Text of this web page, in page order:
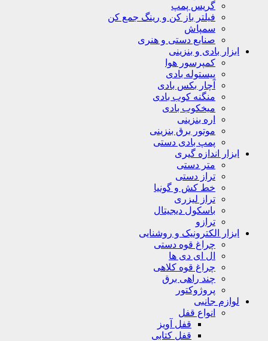
گریس پمپ
فیلتر باز کن و رینگ جمع کن
سمپاش
صنایع دستی و هنری
ابزار بادی و بنزینی
کمپرسور هوا
پیستوله بادی
آچار بکس بادی
منگنه کوب بادی
میخکوب بادی
اره بنزینی
موتور برق بنزینی
پمپ بادی دستی
ابزار اندازه گیری
متر دستی
تراز دستی
خط کش و گونیا
تراز لیزری
باسکول دیجیتال
ترازو
ابزار الکترونیک و روشنایی
چراغ قوه دستی
ال ای دی ها
چراغ قوه کلاهی
چند راهی برق
پروژوکتور
لوازم جانبی
انواع قفل
قفل آویز
قفل کتابی